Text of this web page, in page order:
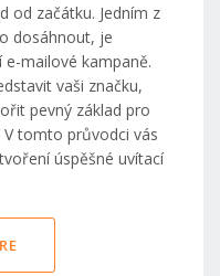
od začátku. Jedním z
dosáhnout, je
mailové kampaně.
vaši značku,
pevný základ pro
tomto průvodci vás
úspěšné uvítací